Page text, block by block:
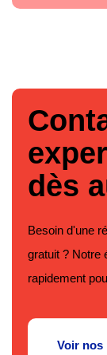
dès
Besoin d'une
gratuit ? Notre
rapidement
Voir nos